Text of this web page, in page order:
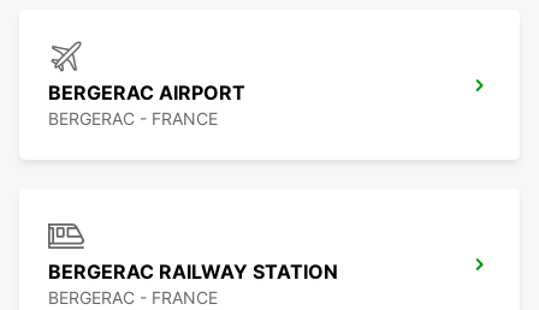
BERGERAC AIRPORT
BERGERAC - FRANCE
BERGERAC RAILWAY STATION
BERGERAC - FRANCE